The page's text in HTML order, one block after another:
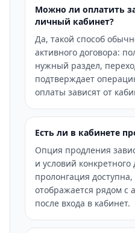
Можно ли оплатить
личный кабинет?
Да, такой способ
активного договора:
нужный раздел,
подтверждает
оплаты зависят от
Есть ли в кабинете
Опция продления
и условий конкретного
пролонгация
отображается рядом с
после входа в кабинет.